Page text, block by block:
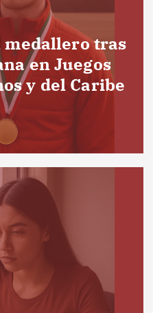
tras
en Juegos
y del Caribe